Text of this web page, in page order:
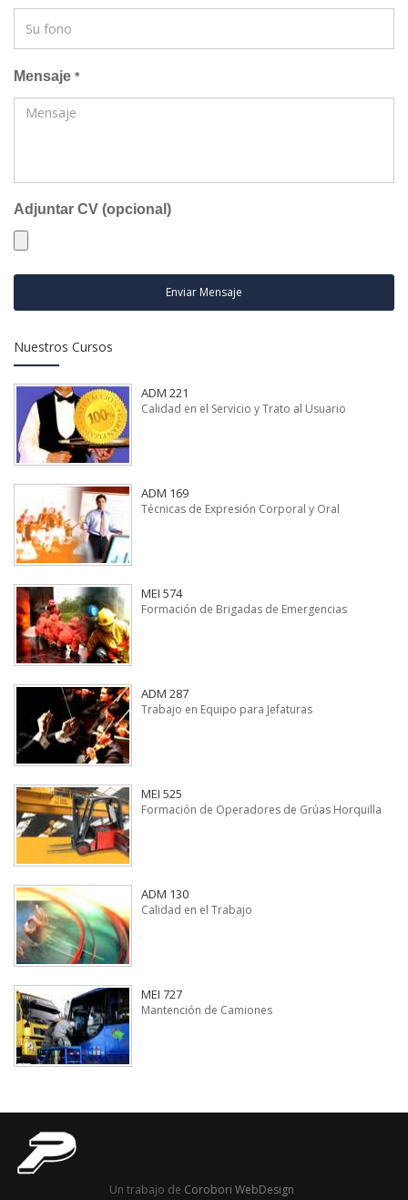
Mensaje *
Adjuntar CV (opcional)
Enviar Mensaje
Nuestros Cursos
ADM 221
Calidad en el Servicio y Trato al Usuario
ADM 169
Técnicas de Expresión Corporal y Oral
MEI 574
Formación de Brigadas de Emergencias
ADM 287
Trabajo en Equipo para Jefaturas
MEI 525
Formación de Operadores de Grúas Horquilla
ADM 130
Calidad en el Trabajo
MEI 727
Mantención de Camiones
Un trabajo de Corobori WebDesign